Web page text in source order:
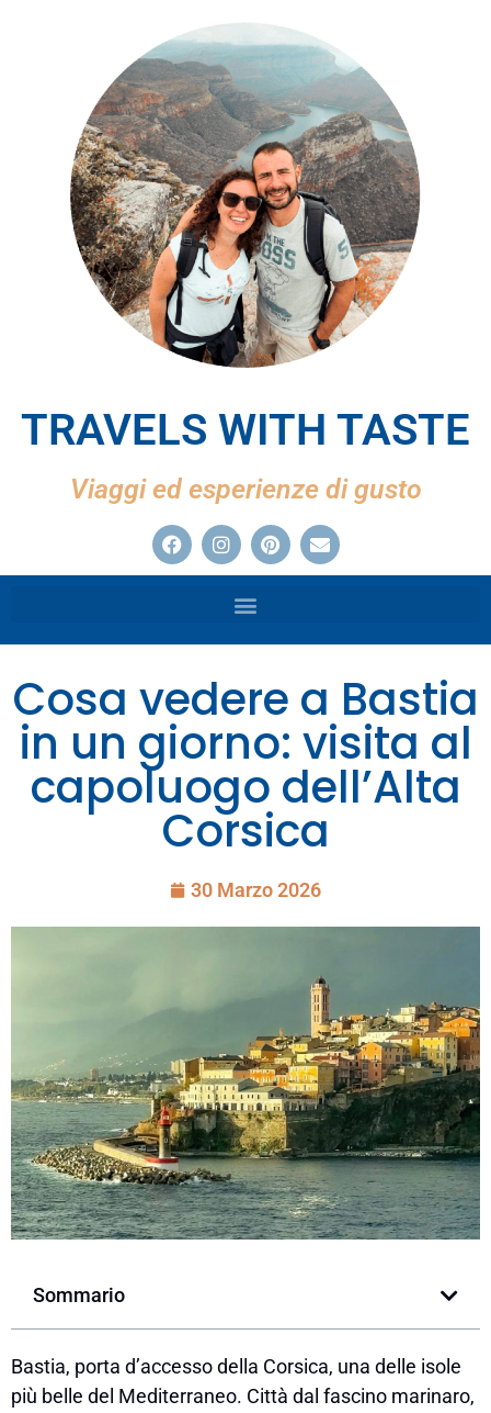
TRAVELS WITH TASTE
Viaggi ed esperienze di gusto
Cosa vedere a Bastia
in un giorno: visita al
capoluogo dell’Alta
Corsica
30 Marzo 2026
Sommario
Bastia, porta d’accesso della Corsica, una delle isole
più belle del Mediterraneo. Città dal fascino marinaro,